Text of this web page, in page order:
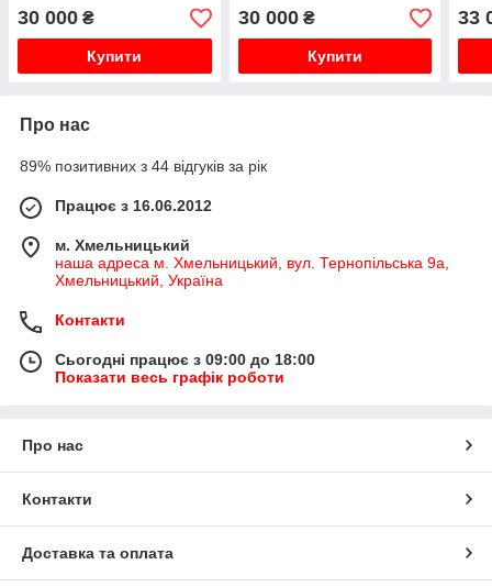
30 000 ₴
Купити
30 000₴
Купити
33
Про нас
89% позитивних з 44 відгуків за рік
Працює з 16.06.2012
м. Хмельницький
наша адреса м. Хмельницький, вул. Тернопільська 9а,
Хмельницький, Україна
Контакти
Сьогодні працює з 09:00 до 18:00
Показати весь графік роботи
Про нас
Контакти
Доставка та оплата